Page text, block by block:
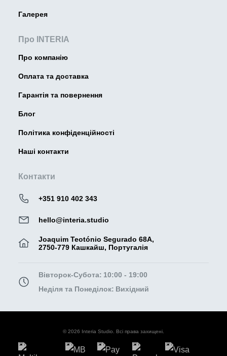
Галерея
Про INTERIA
Про компанію
Оплата та доставка
Гарантія та повернення
Блог
Політика конфіденційності
Наші контакти
Контакти
+351 910 402 343
hello@interia.studio
Joaquim Teotónio Segurado 68A,
2750-779 Кашкайш, Португалія
Вівторок-Субота: 10:00 - 19:00
Неділя та Понеділок: Вихідний
© 2026 Interia Studio. Всі права захищені.